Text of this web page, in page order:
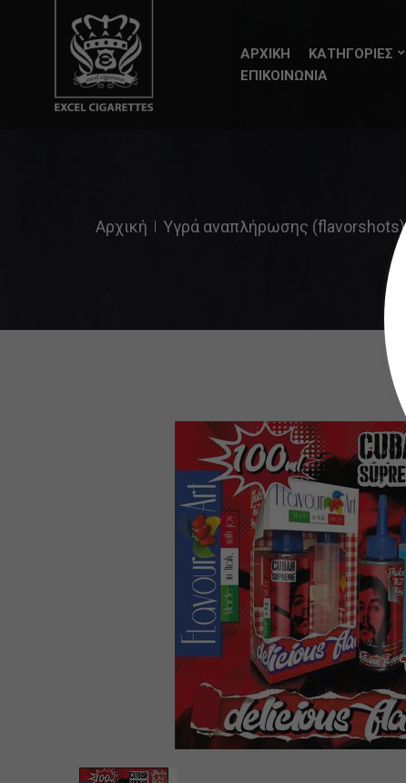
ΑΡΧΙΚΗ ΚΑΤΗΓΟΡΙΕΣ
ΕΠΙΚΟΙΝΩΝΙΑ
Αρχική Υγρά αναπλήρωσης (flavorshots)